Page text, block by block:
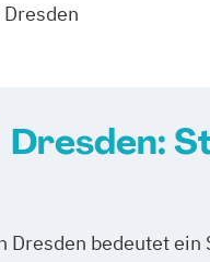
Dresden:
Dresden bedeutet ein